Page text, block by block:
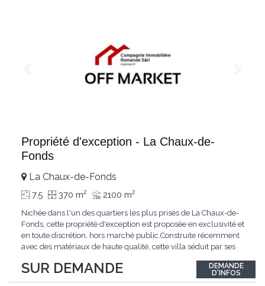
Propriété d'exception - La Chaux-de-
Fonds
SUR DEMANDE
La Chaux-de-Fonds
7.5 370 m2 2100 m2
Nichée dans l'un des quartiers les plus prisés de La Chaux-de-
Fonds, cette propriété d'exception est proposée en exclusivité et
en toute discrétion, hors marché public.Construite récemment
avec des matériaux de haute qualité, cette villa séduit par ses
remarquable.L'espace de vie s'ouvre sur un jardin avec piscine,
un véritable...
DEMANDE
D'INFOS